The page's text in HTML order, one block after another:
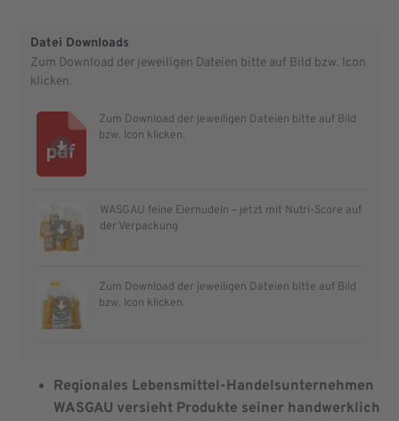
Datei Downloads
Zum Download der jeweiligen Dateien bitte auf Bild bzw. Icon
klicken.
Zum Download der jeweiligen Dateien bitte auf Bild
bzw. Icon klicken.
WASGAU feine Eiernudeln – jetzt mit Nutri-Score auf
der Verpackung
Zum Download der jeweiligen Dateien bitte auf Bild
bzw. Icon klicken.
Regionales Lebensmittel-Handelsunternehmen
WASGAU versieht Produkte seiner handwerklich